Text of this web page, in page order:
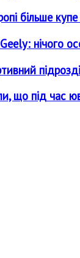
більше
нічого
що під час